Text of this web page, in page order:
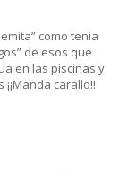
como tenia
de esos que
en las piscinas y
carallo!!